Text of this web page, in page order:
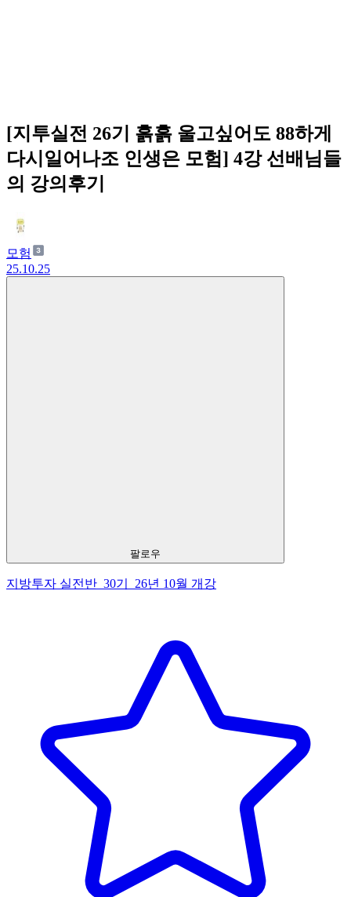
[지투실전 26기 흙흙 울고싶어도 88하게
다시일어나조 인생은 모험] 4강 선배님들
의 강의후기
모험
25.10.25
팔로우
지방투자 실전반_30기_26년 10월 개강